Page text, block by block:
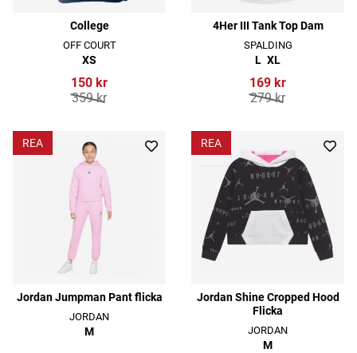
College
OFF COURT
XS
150 kr
359 kr
4Her III Tank Top Dam
SPALDING
L XL
169 kr
279 kr
REA
Jordan Jumpman Pant flicka
JORDAN
M
REA
Jordan Shine Cropped Hood
Flicka
JORDAN
M